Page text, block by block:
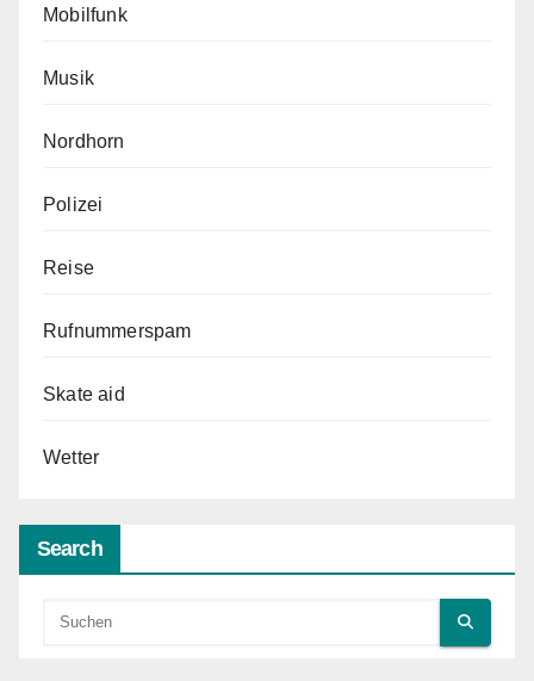
Mobilfunk
Musik
Nordhorn
Polizei
Reise
Rufnummerspam
Skate aid
Wetter
Search